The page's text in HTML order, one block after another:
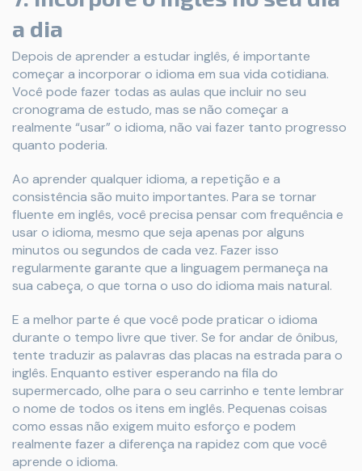
a dia
Depois de aprender a estudar inglês, é importante
começar a incorporar o idioma em sua vida cotidiana.
Você pode fazer todas as aulas que incluir no seu
cronograma de estudo, mas se não começar a
realmente “usar” o idioma, não vai fazer tanto progresso
quanto poderia.
Ao aprender qualquer idioma, a repetição e a
consistência são muito importantes. Para se tornar
fluente em inglês, você precisa pensar com frequência e
usar o idioma, mesmo que seja apenas por alguns
minutos ou segundos de cada vez. Fazer isso
regularmente garante que a linguagem permaneça na
sua cabeça, o que torna o uso do idioma mais natural.
E a melhor parte é que você pode praticar o idioma
durante o tempo livre que tiver. Se for andar de ônibus,
tente traduzir as palavras das placas na estrada para o
inglês. Enquanto estiver esperando na fila do
supermercado, olhe para o seu carrinho e tente lembrar
o nome de todos os itens em inglês. Pequenas coisas
como essas não exigem muito esforço e podem
realmente fazer a diferença na rapidez com que você
aprende o idioma.